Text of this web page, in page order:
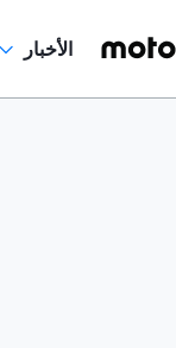
الأخبار